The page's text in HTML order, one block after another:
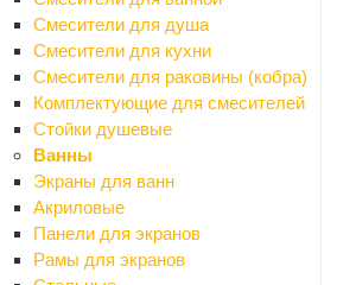
Смесители для душа
Смесители для кухни
Смесители для раковины (кобра)
Комплектующие для смесителей
Стойки душевые
Ванны
Экраны для ванн
Акриловые
Панели для экранов
Рамы для экранов
Конусы
Парковочные барьеры и столбики
Таблички мокрый пол
Канализация наружная
Назад
Канализация наружная
Заглушки
Муфты
Обратные клапаны
Отводы